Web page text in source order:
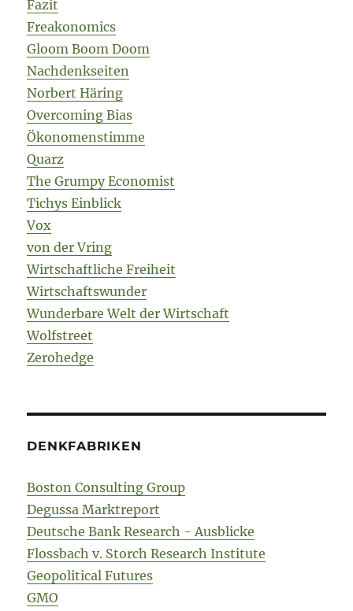
Fazit
Freakonomics
Gloom Boom Doom
Nachdenkseiten
Norbert Häring
Overcoming Bias
Ökonomenstimme
Quarz
The Grumpy Economist
Tichys Einblick
Vox
von der Vring
Wirtschaftliche Freiheit
Wirtschaftswunder
Wunderbare Welt der Wirtschaft
Wolfstreet
Zerohedge
DENKFABRIKEN
Boston Consulting Group
Degussa Marktreport
Deutsche Bank Research - Ausblicke
Flossbach v. Storch Research Institute
Geopolitical Futures
GMO